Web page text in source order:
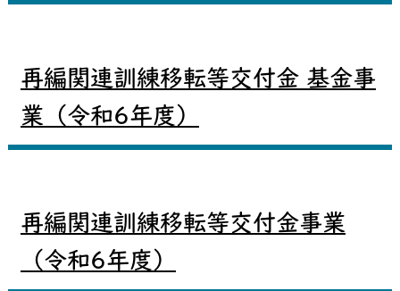
再編関連訓練移転等交付金 基金事
業（令和6年度）
再編関連訓練移転等交付金事業
（令和6年度）